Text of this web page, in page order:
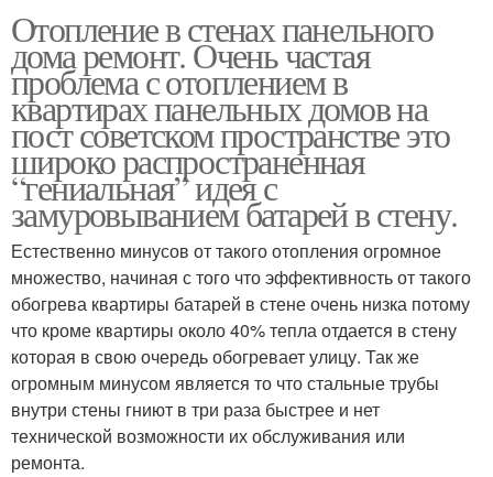
Отопление в стенах панельного
дома ремонт. Очень частая
проблема с отоплением в
квартирах панельных домов на
пост советском пространстве это
широко распространенная
“гениальная” идея с
замуровыванием батарей в стену.
Естественно минусов от такого отопления огромное
множество, начиная с того что эффективность от такого
обогрева квартиры батарей в стене очень низка потому
что кроме квартиры около 40% тепла отдается в стену
которая в свою очередь обогревает улицу. Так же
огромным минусом является то что стальные трубы
внутри стены гниют в три раза быстрее и нет
технической возможности их обслуживания или
ремонта.